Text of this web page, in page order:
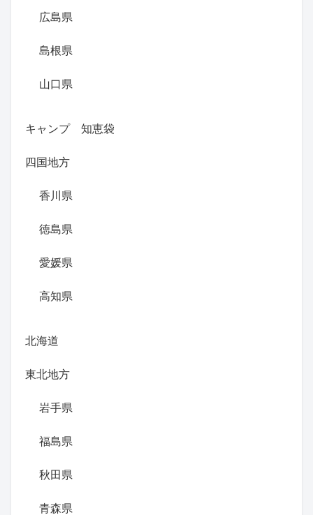
広島県
島根県
山口県
キャンプ 知恵袋
四国地方
香川県
徳島県
愛媛県
高知県
北海道
東北地方
岩手県
福島県
秋田県
青森県